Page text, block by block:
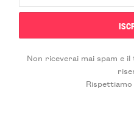
Non riceverai mai spam e